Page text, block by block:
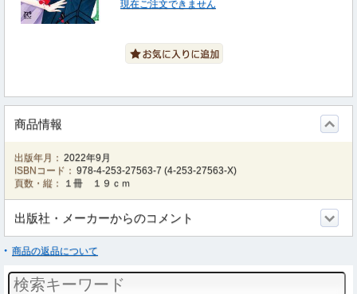
現在ご注文できません
商品情報
出版年月： 2022年9月
ISBNコード： 978-4-253-27563-7 (4-253-27563-X)
頁数・縦：
１冊 １９ｃｍ
出版社・メーカーからのコメント
商品の返品について